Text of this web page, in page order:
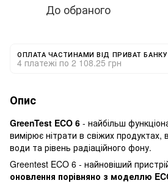
До обраного
ОПЛАТА ЧАСТИНАМИ ВІД ПРИВАТ БАНКУ
4 платежі по 2 108.25 грн
Опис
GreenTest ECO 6 - найбільш
вимірює нітрати в свіжих продуктах,
води та рівень радіаційного фону.
Greentest ECO 6 - найновіший
оновлення порівняно з моделлю